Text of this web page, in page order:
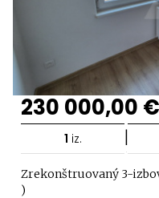
230 000,00 €
1 iz. |
Zrekonštruovaný 3-
)